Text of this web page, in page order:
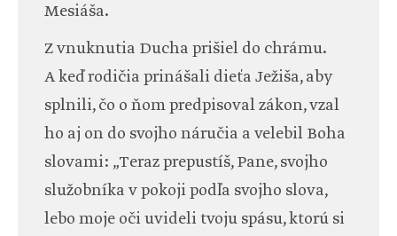
Mesiáša.
Z vnuknutia Ducha prišiel do chrámu.
A keď rodičia prinášali dieťa Ježiša, aby
splnili, čo o ňom predpisoval zákon, vzal
ho aj on do svojho náručia a velebil Boha
slovami: „Teraz prepustíš, Pane, svojho
služobníka v pokoji podľa svojho slova,
lebo moje oči uvideli tvoju spásu, ktorú si